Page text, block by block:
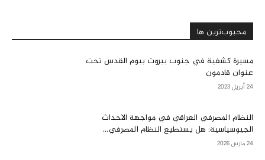
محبوب‌ترین ها
مسيرة كشفية في جنوب بيروت بيوم القدس تحت
عنوان قادمون
24 أبريل 2023
النظام المصرفي العراقي في مواجهة الاحداث
الجيوسياسية: هل يستطيع النظام المصرفي...
24 مارس 2026